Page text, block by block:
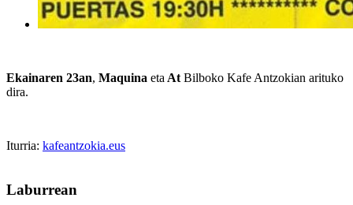
Ekainaren 23an, Maquina eta At Bilboko Kafe Antzokian arituko
dira.
Iturria: kafeantzokia.eus
Laburrean